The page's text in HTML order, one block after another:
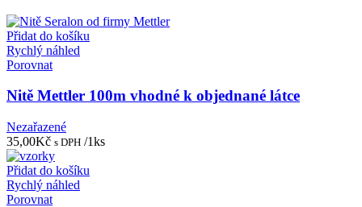
Přidat do košíku
Rychlý náhled
Porovnat
Nitě Mettler 100m vhodné k objednané látce
Nezařazené
35,00Kč s DPH /1ks
Přidat do košíku
Rychlý náhled
Porovnat